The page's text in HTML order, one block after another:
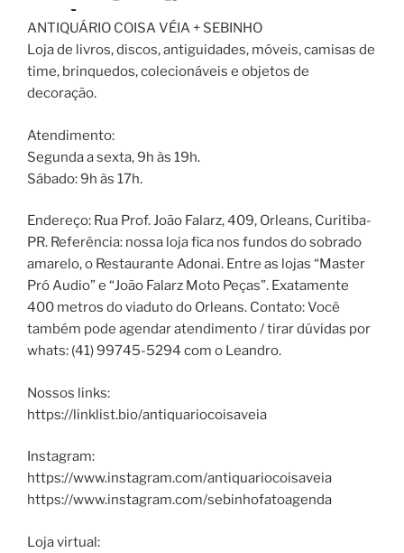
ANTIQUÁRIO COISA VÉIA + SEBINHO
Loja de livros, discos, antiguidades, móveis, camisas de
time, brinquedos, colecionáveis e objetos de
decoração.
Atendimento:
Segunda a sexta, 9h às 19h.
Sábado: 9h às 17h.
Endereço: Rua Prof. João Falarz, 409, Orleans, Curitiba-
PR. Referência: nossa loja fica nos fundos do sobrado
amarelo, o Restaurante Adonai. Entre as lojas “Master
Pró Audio” e “João Falarz Moto Peças”. Exatamente
400 metros do viaduto do Orleans. Contato: Você
também pode agendar atendimento / tirar dúvidas por
whats: (41) 99745-5294 com o Leandro.
Nossos links:
https://linklist.bio/antiquariocoisaveia
Instagram:
https://www.instagram.com/antiquariocoisaveia
https://www.instagram.com/sebinhofatoagenda
Loja virtual: